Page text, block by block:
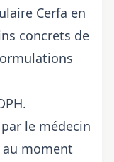
Cerfa en
concrets de
le médecin
moment